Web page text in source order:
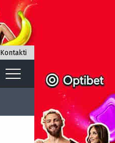
Kontakti